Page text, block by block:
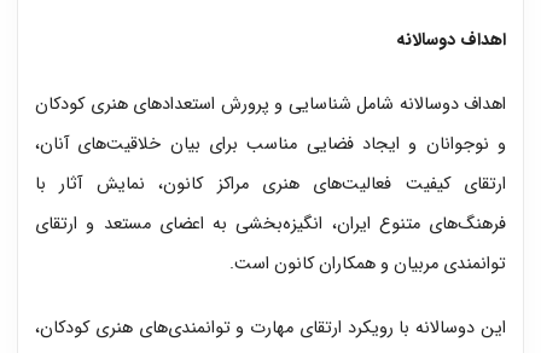
اهداف دوسالانه
اهداف دوسالانه شامل شناسایی و پرورش استعدادهای هنری کودکان
و نوجوانان و ایجاد فضایی مناسب برای بیان خلاقیت‌های آنان،
ارتقای کیفیت فعالیت‌های هنری مراکز کانون، نمایش آثار با
فرهنگ‌های متنوع ایران، انگیزه‌بخشی به اعضای مستعد و ارتقای
توانمندی مربیان و همکاران کانون است.
این دوسالانه با رویکرد ارتقای مهارت و توانمندی‌های هنری کودکان،